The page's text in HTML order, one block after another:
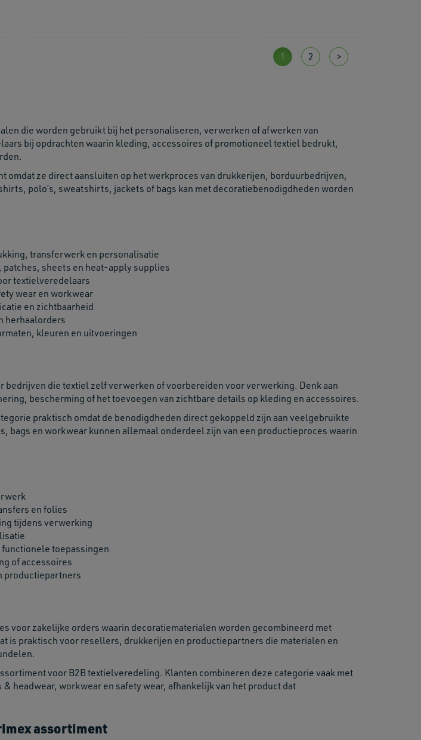
1 2 >
die worden gebruikt bij het personaliseren, verwerken of afwerken van
bij opdrachten waarin kleding, accessoires of promotioneel textiel bedrukt,
omdat ze direct aansluiten op het werkproces van drukkerijen, borduurbedrijven,
polo’s, sweatshirts, jackets of bags kan met decoratiebenodigdheden worden
transferwerk en personalisatie
sheets en heat-apply supplies
textielveredelaars
wear en workwear
en zichtbaarheid
herhaalorders
kleuren en uitvoeringen
bedrijven die textiel zelf verwerken of voorbereiden voor verwerking. Denk aan
bescherming of het toevoegen van zichtbare details op kleding en accessoires.
praktisch omdat de benodigdheden direct gekoppeld zijn aan veelgebruikte
en workwear kunnen allemaal onderdeel zijn van een productieproces waarin
en folies
tijdens verwerking
toepassingen
of accessoires
productiepartners
voor zakelijke orders waarin decoratiematerialen worden gecombineerd met
is praktisch voor resellers, drukkerijen en productiepartners die materialen en
voor B2B textielveredeling. Klanten combineren deze categorie vaak met
headwear, workwear en safety wear, afhankelijk van het product dat
assortiment